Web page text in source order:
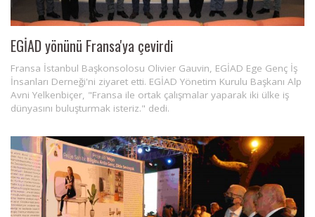
EGİAD yönünü Fransa'ya çevirdi
Fransa İstanbul Başkonsolosu Olivier Gauvin, EGİAD Ege Genç İş
İnsanları Derneği'ni ziyaret etti. EGİAD Yönetim Kurulu Başkanı Alp
Avni Yelkenbiçer, "Fransa ile ortak çalışmalar yaparak iki ülke iş
dünyasını buluşturmak isteriz." dedi.